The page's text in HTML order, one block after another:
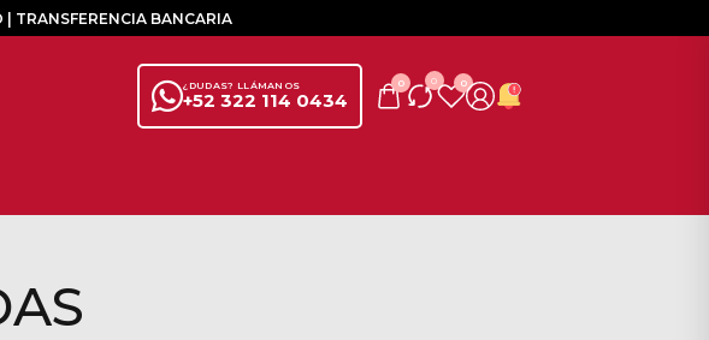
TRANSFERENCIA BANCARIA
+52 322 114 0434
¿DUDAS? LLÁMANOS 0 0 0